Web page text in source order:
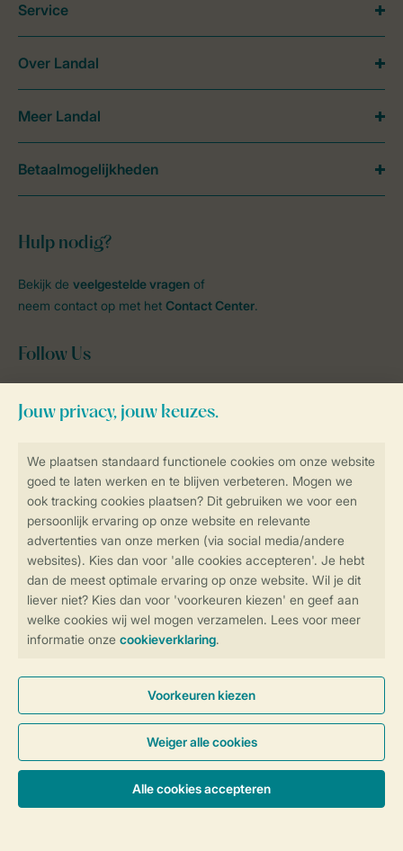
Controle over jouw gegevens &
privacy
Instellingen wijzigen
Veilig en snel online boeken
Veilige gegevensoverdracht
Veilige betaling
Hulp nodig?
Bekijk de veelgestelde vragen of
neem contact op met het Contact Center.
Follow Us
Blijf op de hoogte
Service
Over Landal
Meer Landal
Betaalmogelijkheden